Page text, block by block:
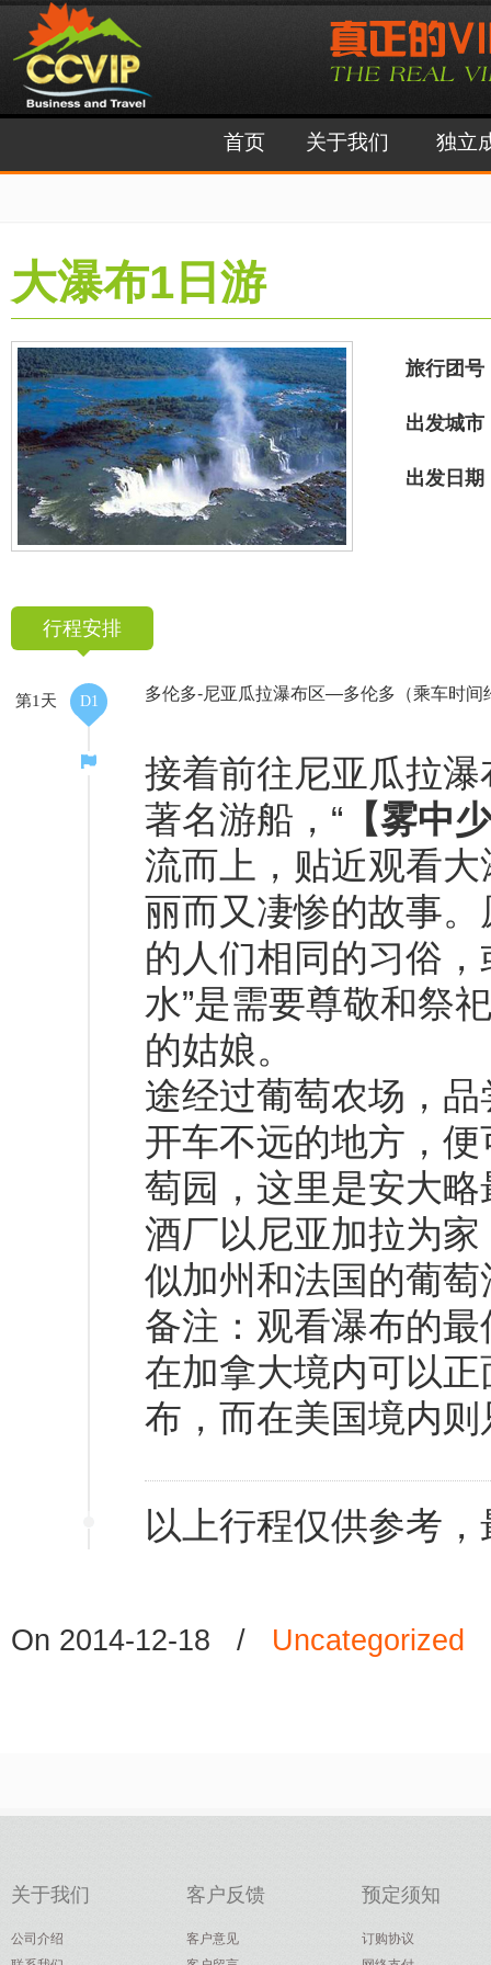
首页 关于我们 独立
大瀑布1日游
旅行团号
出发城市
出发日期
行程安排
第1天 D1 多伦多-尼亚瓜拉瀑布区—多伦多（乘车时间
接着前往尼亚瓜拉
著名游船，“ 【雾中
流而上，贴近观看大
丽而又凄惨的故事
的人们相同的习俗
水”是需要尊敬和祭
的姑娘。
途经过葡萄农场，
开车不远的地方，
萄园，这里是安大
酒厂以尼亚加拉为
似加州和法国的葡萄
备注：观看瀑布的
在加拿大境内可以
布，而在美国境内
以上行程仅供参考
On 2014-12-18 / Uncategorized
关于我们
公司介绍
客户反馈
客户意见
预定须知
订购协议